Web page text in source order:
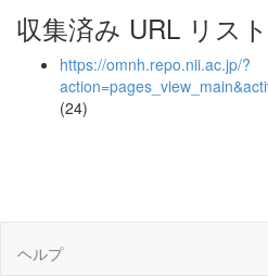
収集済み URL リスト
https://omnh.repo.nii.ac.jp/?
(24)
ヘルプ